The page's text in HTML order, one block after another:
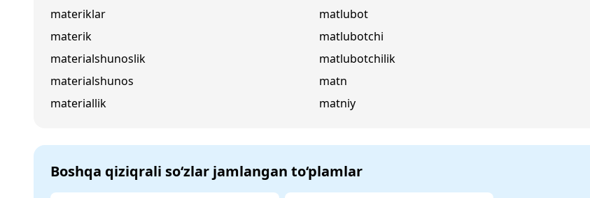
materiklar
materik
materialshunoslik
materialshunos
materiallik
matlubot
matlubotchi
matlubotchilik
matn
matniy
Boshqa qiziqrali so‘zlar jamlangan to‘plamlar